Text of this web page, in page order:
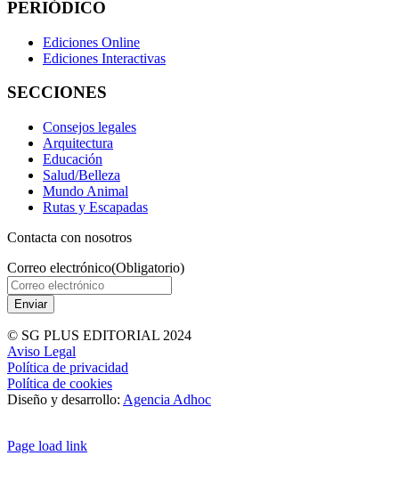
PERIÓDICO
Ediciones Online
Ediciones Interactivas
SECCIONES
Consejos legales
Arquitectura
Educación
Salud/Belleza
Mundo Animal
Rutas y Escapadas
Contacta con nosotros
Correo electrónico(Obligatorio)
© SG PLUS EDITORIAL 2024
Aviso Legal
Política de privacidad
Política de cookies
Diseño y desarrollo: Agencia Adhoc
Page load link